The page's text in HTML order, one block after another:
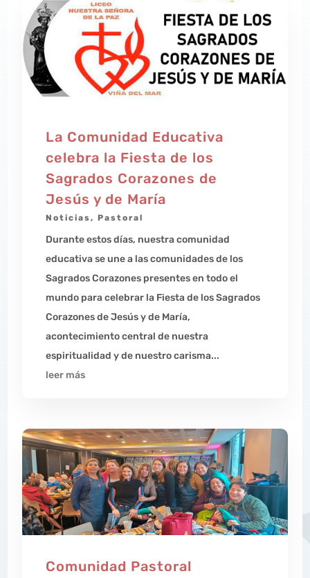
La Comunidad Educativa
celebra la Fiesta de los
Sagrados Corazones de
Jesús y de María
Noticias,Pastoral
Durante estos días, nuestra comunidad
educativa se une a las comunidades de los
Sagrados Corazones presentes en todo el
mundo para celebrar la Fiesta de los Sagrados
Corazones de Jesús y de María,
acontecimiento central de nuestra
espiritualidad y de nuestro carisma...
leer más
Comunidad Pastoral